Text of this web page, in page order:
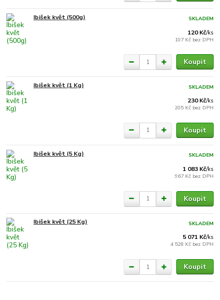
Ibišek květ (500g)
120 Kč/ks
107 Kč bez DPH
SKLADEM
Koupit
Ibišek květ (1 Kg)
230 Kč/ks
205 Kč bez DPH
SKLADEM
Koupit
Ibišek květ (5 Kg)
1 083 Kč/ks
967 Kč bez DPH
SKLADEM
Koupit
Ibišek květ (25 Kg)
5 071 Kč/ks
4 528 Kč bez DPH
SKLADEM
Koupit